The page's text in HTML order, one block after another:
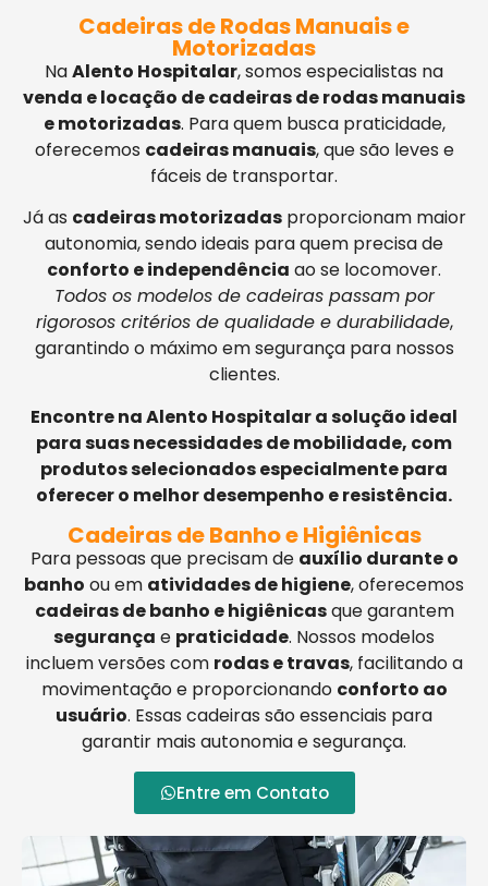
Cadeiras de Rodas Manuais e
Motorizadas
NaAlento Hospitalar, somos especialistas na
venda e locação de cadeiras de rodas manuais
e motorizadas. Para quem busca praticidade,
oferecemos cadeiras manuais, que são leves e
fáceis de transportar.
Já as cadeiras motorizadasproporcionam maior
autonomia, sendo ideais para quem precisa de
conforto e independência ao se locomover.
Todos os modelos de cadeiras passam por
rigorosos critérios de qualidade e durabilidade,
garantindo o máximo em segurança para nossos
clientes.
Encontre na Alento Hospitalar a solução ideal
para suas necessidades de mobilidade, com
produtos selecionados especialmente para
oferecer o melhor desempenho e resistência.
Cadeiras de Banho e Higiênicas
Para pessoas que precisam de auxílio durante o
banho ou em atividades de higiene, oferecemos
cadeiras de banho e higiênicasque garantem
segurança e praticidade. Nossos modelos
incluem versões com rodas e travas, facilitando a
movimentação e proporcionando conforto ao
usuário. Essas cadeiras são essenciais para
garantir mais autonomia e segurança.
Entre em Contato